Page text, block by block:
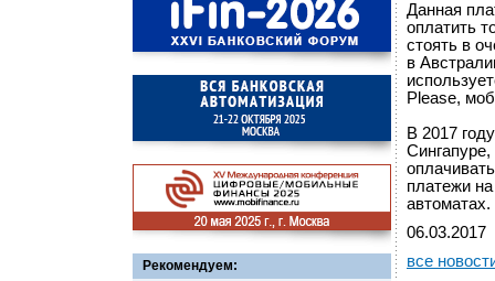
Рекомендуем:
Данная
оплатить
стоять в
в
Please,
В 2017
платежи
автоматах.
06.03.2017
все